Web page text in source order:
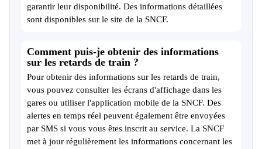
garantir leur disponibilité. Des informations détaillées
sont disponibles sur le site de la SNCF.
Comment puis-je obtenir des informations
sur les retards de train ?
Pour obtenir des informations sur les retards de train,
vous pouvez consulter les écrans d'affichage dans les
gares ou utiliser l'application mobile de la SNCF. Des
alertes en temps réel peuvent également être envoyées
par SMS si vous vous êtes inscrit au service. La SNCF
met à jour régulièrement les informations concernant les